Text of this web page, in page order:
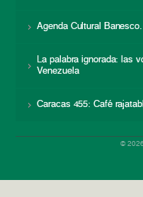
Agenda Cultural
La palabra ignorada: las
Venezuela
Caracas 455: Café
©